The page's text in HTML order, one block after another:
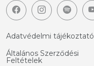
Adatvédelmi tájékoztató
Általános Szerződési
Feltételek